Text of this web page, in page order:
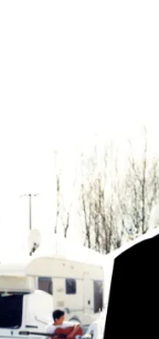
Merci de votre